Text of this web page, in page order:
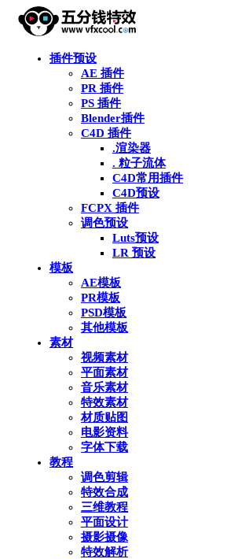
插件预设
AE 插件
PR 插件
PS 插件
Blender插件
C4D 插件
.渲染器
. 粒子流体
C4D常用插件
C4D预设
FCPX 插件
调色预设
Luts预设
LR 预设
模板
AE模板
PR模板
PSD模板
其他模板
素材
视频素材
平面素材
音乐素材
特效素材
材质贴图
电影资料
字体下载
教程
调色剪辑
特效合成
三维教程
平面设计
摄影摄像
特效解析